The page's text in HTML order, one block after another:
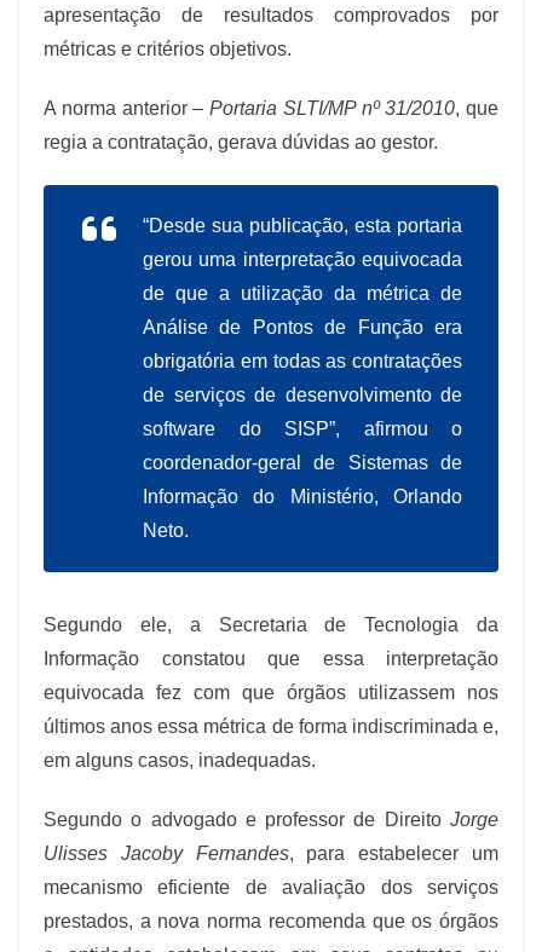
apresentação de resultados comprovados por
métricas e critérios objetivos.
A norma anterior – Portaria SLTI/MP nº 31/2010, que
regia a contratação, gerava dúvidas ao gestor.
“Desde sua publicação, esta portaria
gerou uma interpretação equivocada
de que a utilização da métrica de
Análise de Pontos de Função era
obrigatória em todas as contratações
de serviços de desenvolvimento de
software do SISP”, afirmou o
coordenador-geral de Sistemas de
Informação do Ministério, Orlando
Neto.
Segundo ele, a Secretaria de Tecnologia da
Informação constatou que essa interpretação
equivocada fez com que órgãos utilizassem nos
últimos anos essa métrica de forma indiscriminada e,
em alguns casos, inadequadas.
Segundo o advogado e professor de Direito Jorge
Ulisses Jacoby Fernandes, para estabelecer um
mecanismo eficiente de avaliação dos serviços
prestados, a nova norma recomenda que os órgãos